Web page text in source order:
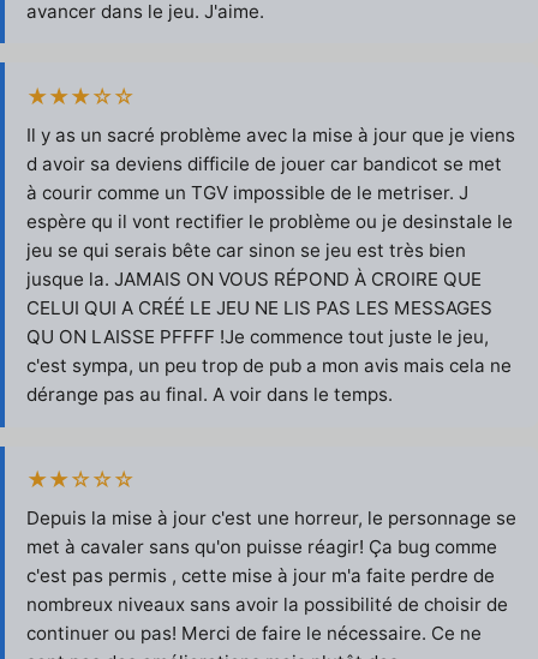
avancer dans le jeu. J'aime.
★★★☆☆
Il y as un sacré problème avec la mise à jour que je viens
d avoir sa deviens difficile de jouer car bandicot se met
à courir comme un TGV impossible de le metriser. J
espère qu il vont rectifier le problème ou je desinstale le
jeu se qui serais bête car sinon se jeu est très bien
jusque la. JAMAIS ON VOUS RÉPOND À CROIRE QUE
CELUI QUI A CRÉÉ LE JEU NE LIS PAS LES MESSAGES
QU ON LAISSE PFFFF !Je commence tout juste le jeu,
c'est sympa, un peu trop de pub a mon avis mais cela ne
dérange pas au final. A voir dans le temps.
★★☆☆☆
Depuis la mise à jour c'est une horreur, le personnage se
met à cavaler sans qu'on puisse réagir! Ça bug comme
c'est pas permis , cette mise à jour m'a faite perdre de
nombreux niveaux sans avoir la possibilité de choisir de
continuer ou pas! Merci de faire le nécessaire. Ce ne